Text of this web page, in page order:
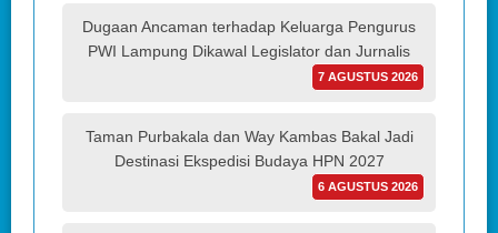
Dugaan Ancaman terhadap Keluarga Pengurus
PWI Lampung Dikawal Legislator dan Jurnalis
7 AGUSTUS 2026
Taman Purbakala dan Way Kambas Bakal Jadi
Destinasi Ekspedisi Budaya HPN 2027
6 AGUSTUS 2026